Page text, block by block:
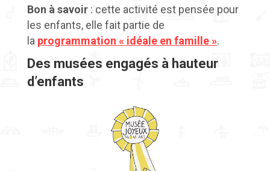
Bon à savoir : cette activité est pensée pour
les enfants, elle fait partie de
la programmation « idéale en famille ».
Des musées engagés à hauteur
d’enfants